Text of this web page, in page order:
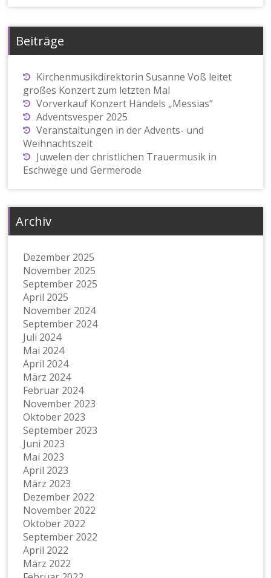
Beiträge
Kirchenmusikdirektorin Susanne Voß leitet
großes Konzert zum letzten Mal
Vorverkauf Konzert Händels „Messias“
Adventsvesper 2025
Veranstaltungen in der Advents- und
Weihnachtszeit
Juwelen der christlichen Trauermusik in
Eschwege und Germerode
Archiv
Dezember 2025
November 2025
September 2025
April 2025
November 2024
September 2024
Juli 2024
Mai 2024
April 2024
März 2024
Februar 2024
November 2023
Oktober 2023
September 2023
Juni 2023
Mai 2023
April 2023
März 2023
Dezember 2022
November 2022
Oktober 2022
September 2022
April 2022
März 2022